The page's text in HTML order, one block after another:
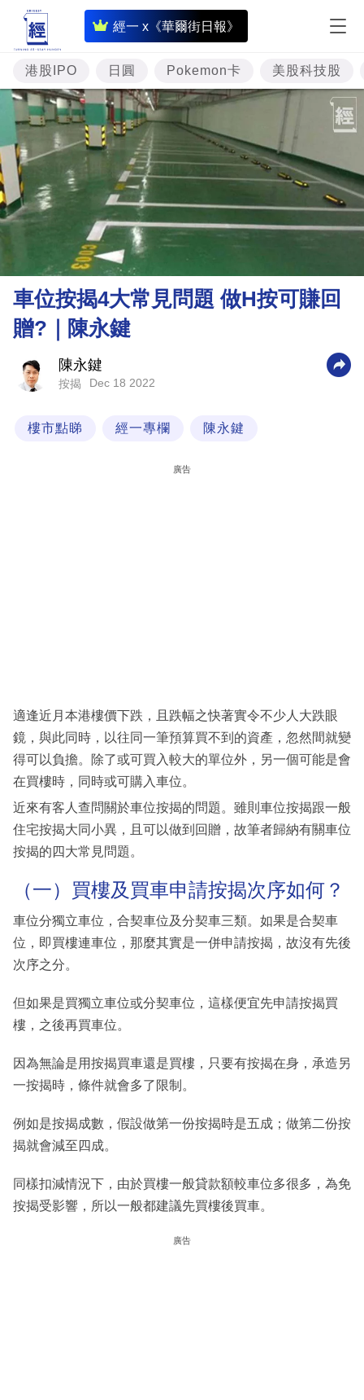
經一 x《華爾街日報》
即
時
財
經
專
題
資
樓
市
理
財
商
科
區
港股IPO 日圓 Pokemon卡 美股科技股
車位按揭4大常見問題 做H按可賺回
贈?｜陳永鍵
陳永鍵
按揭 Dec 18 2022
樓市點睇 經一專欄 陳永鍵
廣告
適逢近月本港樓價下跌，且跌幅之快著實令不少人大跌眼
鏡，與此同時，以往同一筆預算買不到的資產，忽然間就變
得可以負擔。除了或可買入較大的單位外，另一個可能是會
在買樓時，同時或可購入車位。
近來有客人查問關於車位按揭的問題。雖則車位按揭跟一般
住宅按揭大同小異，且可以做到回贈，故筆者歸納有關車位
按揭的四大常見問題。
（一）買樓及買車申請按揭次序如何？
車位分獨立車位，合契車位及分契車三類。如果是合契車
位，即買樓連車位，那麼其實是一併申請按揭，故沒有先後
次序之分。
但如果是買獨立車位或分契車位，這樣便宜先申請按揭買
樓，之後再買車位。
因為無論是用按揭買車還是買樓，只要有按揭在身，承造另
一按揭時，條件就會多了限制。
例如是按揭成數，假設做第一份按揭時是五成；做第二份按
揭就會減至四成。
同樣扣減情況下，由於買樓一般貸款額較車位多很多，為免
按揭受影響，所以一般都建議先買樓後買車。
廣告